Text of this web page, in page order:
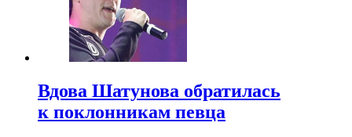
Вдова Шатунова обратилась
к поклонникам певца